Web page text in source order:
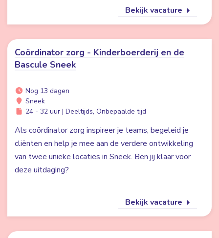
Bekijk vacature
Coördinator zorg - Kinderboerderij en de
Bascule Sneek
Nog 13 dagen
Sneek
24 - 32 uur | Deeltijds, Onbepaalde tijd
Als coördinator zorg inspireer je teams, begeleid je
cliënten en help je mee aan de verdere ontwikkeling
van twee unieke locaties in Sneek. Ben jij klaar voor
deze uitdaging?
Bekijk vacature